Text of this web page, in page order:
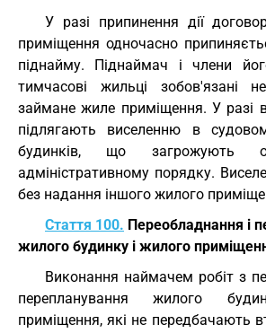
У разі припинення дії
приміщення одночасно
піднайму. Піднаймач і члени
тимчасові жильці зобов'язані
займане жиле приміщення. У разі
підлягають виселенню в
будинків, що
адміністративному порядку.
без надання іншого жилого
Стаття 100. Переобладнання і
жилого будинку і жилого
Виконання наймачем робіт з
перепланування жилого
приміщення, які не передбачають